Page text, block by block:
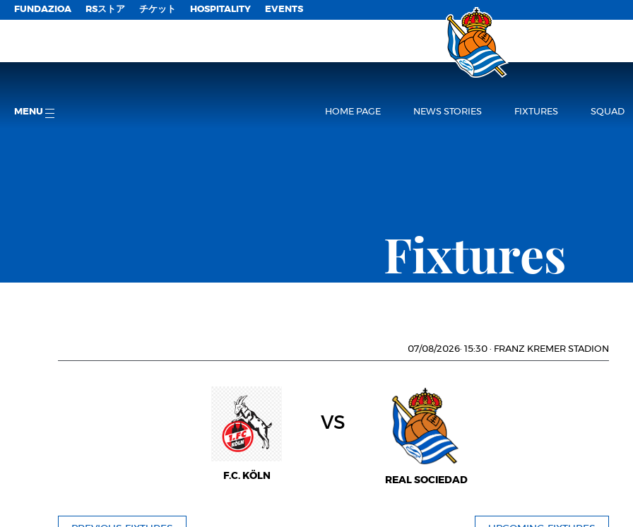
FUNDAZIOA RSストア チケット HOSPITALITY EVENTS
MENU HOME PAGE NEWS STORIES FIXTURES SQUAD
Fixtures
07/08/2026· 15:30 · FRANZ KREMER STADION
F.C. KÖLN
vs
REAL SOCIEDAD